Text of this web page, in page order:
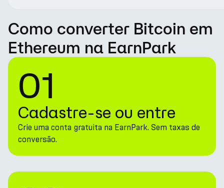
Como converter Bitcoin em
Ethereum na EarnPark
01
Cadastre-se ou entre
Crie uma conta gratuita na EarnPark. Sem taxas de
conversão.